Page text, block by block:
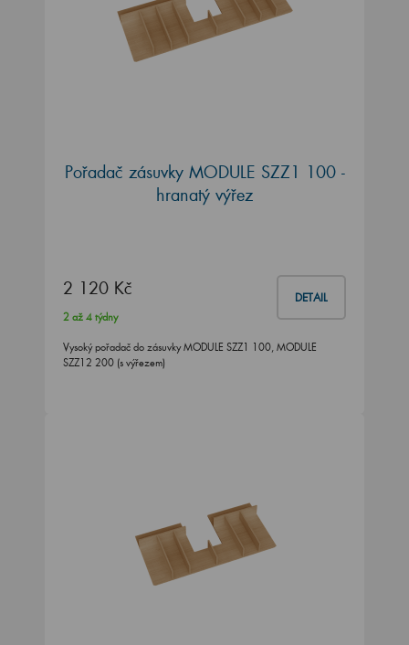
Pořadač zásuvky MODULE SZZ1 100 -
hranatý výřez
2 120 Kč DETAIL
2 až 4 týdny
Vysoký pořadač do zásuvky MODULE SZZ1 100, MODULE
SZZ12 200 (s výřezem)